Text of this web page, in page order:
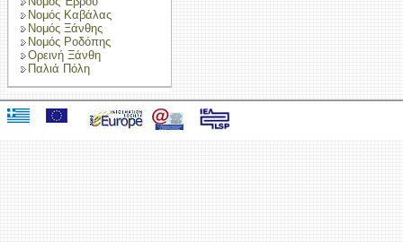
Νομός Καβάλας
Νομός Ξάνθης
Νομός Ροδόπης
Ορεινή Ξάνθη
Παλιά Πόλη